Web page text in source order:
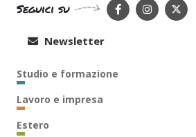
Seguici su
Newsletter
Studio e formazione
Lavoro e impresa
Estero